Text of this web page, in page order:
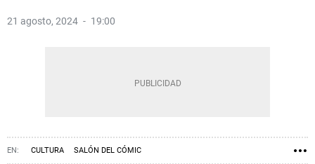
21 agosto, 2024 19:00
CULTURA SALÓN DEL CÓMIC